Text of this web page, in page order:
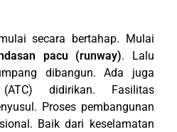
secara bertahap. Mulai
pacu (runway). Lalu
dibangun. Ada juga
didirikan. Fasilitas
Proses pembangunan
Baik dari keselamatan